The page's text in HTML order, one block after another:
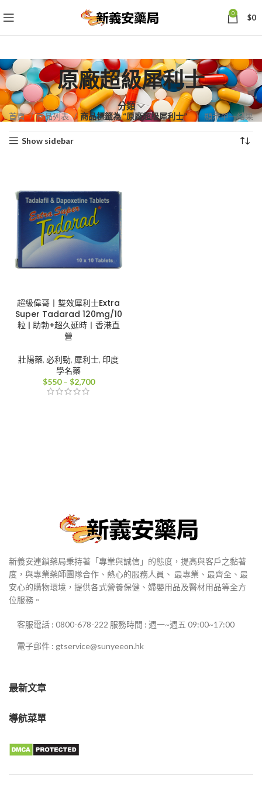
0 $0
原廠超級犀利士
分類
首頁 商品列表 商品標籤為 “原廠超級犀利士” 顯示單一結果
Show sidebar
超級偉哥丨雙效犀利士Extra
Super Tadarad 120mg/10
粒 | 助勃+超久延時丨香港直
營
壯陽藥, 必利勁, 犀利士, 印度
學名藥
$550 – $2,700價
新義安連鎖藥局秉持著「專業與誠信」的態度，提高與客戶之黏著
度，與專業藥師團隊合作、熱心的服務人員、 最專業、最齊全、最
安心的購物環境，提供各式營養保健、婦嬰用品及醫材用品等全方
位服務。
客服電話 : 0800-678-222 服務時間 : 週一~週五 09:00~17:00
電子郵件 : gtservice@sunyeeon.hk
最新文章
導航菜單